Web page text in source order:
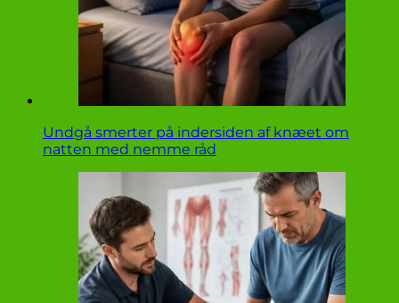
Undgå smerter på indersiden af knæet om
natten med nemme råd